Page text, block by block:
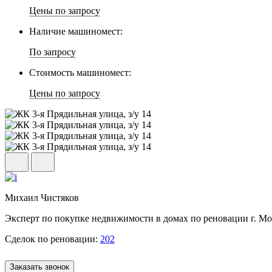
Цены по запросу
Наличие машиномест:
По запросу
Стоимость машиномест:
Цены по запросу
Михаил Чистяков
Эксперт по покупке недвижимости в домах по реновации г.
Сделок по реновации: 202
Заказать звонок